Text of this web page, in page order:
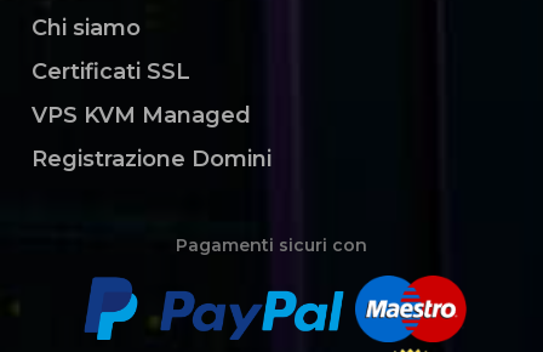
Chi siamo
Certificati SSL
VPS KVM Managed
Registrazione Domini
Pagamenti sicuri con